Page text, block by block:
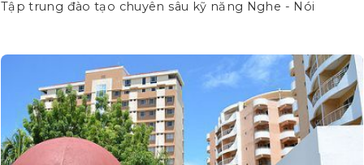
Tập trung đào tạo chuyên sâu kỹ năng Nghe - Nói